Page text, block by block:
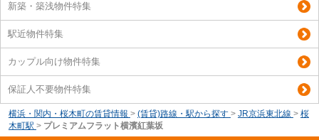
新築・築浅物件特集
駅近物件特集
カップル向け物件特集
保証人不要物件特集
横浜・関内・桜木町の賃貸情報 > (賃貸)路線・駅から探す > JR京浜東北線 > 桜
木町駅 > プレミアムフラット横濱紅葉坂